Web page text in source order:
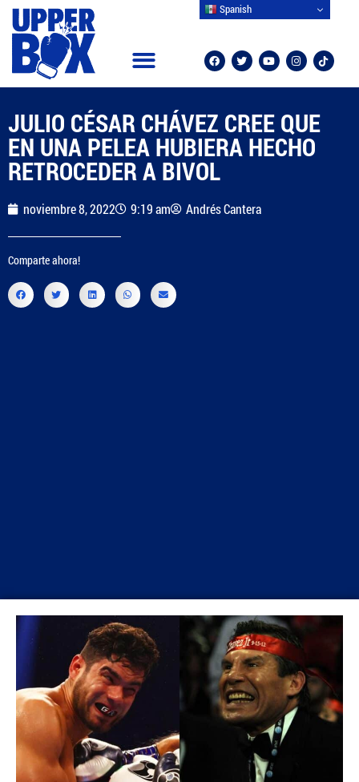
JULIO CÉSAR CHÁVEZ CREE QUE
EN UNA PELEA HUBIERA HECHO
RETROCEDER A BIVOL
noviembre 8, 2022 9:19 am Andrés Cantera
Comparte ahora!
Spanish